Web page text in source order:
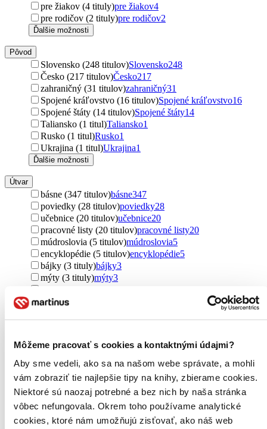
Môžeme pracovať s cookies a kontaktnými údajmi?
Aby sme vedeli, ako sa na našom webe správate, a mohli
vám zobraziť tie najlepšie tipy na knihy, zbierame cookies.
Niektoré sú naozaj potrebné a bez nich by naša stránka
vôbec nefungovala. Okrem toho používame analytické
cookies, ktoré nám umožňujú zisťovať, ako náš web
pre žiakov (4 tituly)pre žiakov4
pre rodičov (2 tituly)pre rodičov2
Ďalšie možnosti
Pôvod
Slovensko (248 titulov)Slovensko248
Česko (217 titulov)Česko217
zahraničný (31 titulov)zahraničný31
Spojené kráľovstvo (16 titulov)Spojené kráľovstvo16
Spojené štáty (14 titulov)Spojené štáty14
Taliansko (1 titul)Taliansko1
Rusko (1 titul)Rusko1
Ukrajina (1 titul)Ukrajina1
Ďalšie možnosti
Útvar
básne (347 titulov)básne347
poviedky (28 titulov)poviedky28
učebnice (20 titulov)učebnice20
pracovné listy (20 titulov)pracovné listy20
múdroslovia (5 titulov)múdroslovia5
encyklopédie (5 titulov)encyklopédie5
bájky (3 tituly)bájky3
mýty (3 tituly)mýty3
príručky (1 titul)
Podžáner
rozprávky (119 titulov) rozprávky119
náučné (47 titulov)
fantasy (5 titulov)fantasy5
leporelo (2 tituly)leporelo2
poviedky (1 titul)poviedky1
maľované čítanie (1 titul)maľované čítanie1